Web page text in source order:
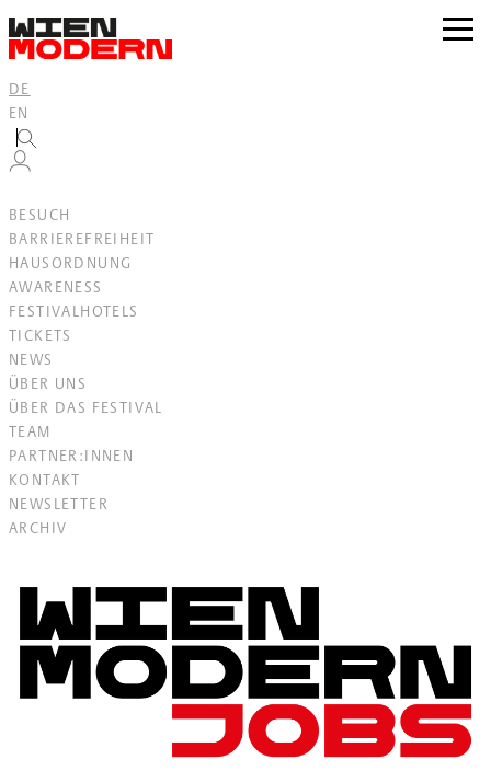
springen
zur
DE
EN
BESUCH
BARRIEREFREIHEIT
HAUSORDNUNG
AWARENESS
FESTIVALHOTELS
TICKETS
NEWS
ÜBER UNS
ÜBER DAS FESTIVAL
TEAM
PARTNER:INNEN
KONTAKT
NEWSLETTER
ARCHIV